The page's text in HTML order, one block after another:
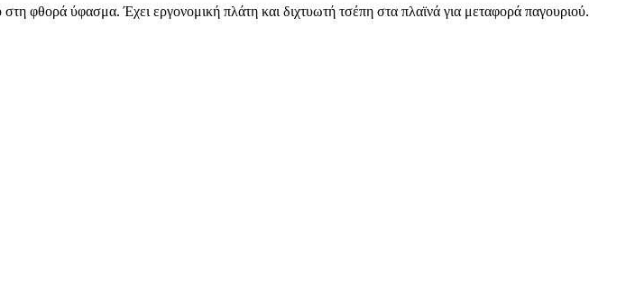
φθορά ύφασμα. Έχει εργονομική πλάτη και διχτυωτή τσέπη στα πλαϊνά για μεταφορά παγουριού.